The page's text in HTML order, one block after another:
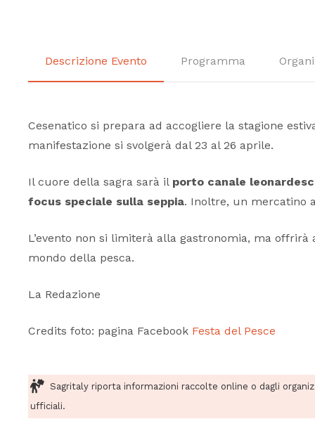
Descrizione Evento Programma
Cesenatico si prepara ad accogliere la stagione
manifestazione si svolgerà dal 23 al 26 aprile.
Il cuore della sagra sarà il porto canale
focus speciale sulla seppia. Inoltre, un mercatino
L’evento non si limiterà alla gastronomia, ma
mondo della pesca.
La Redazione
Credits foto: pagina Facebook Festa del Pesce
Sagritaly riporta informazioni raccolte online o dagli
ufficiali.